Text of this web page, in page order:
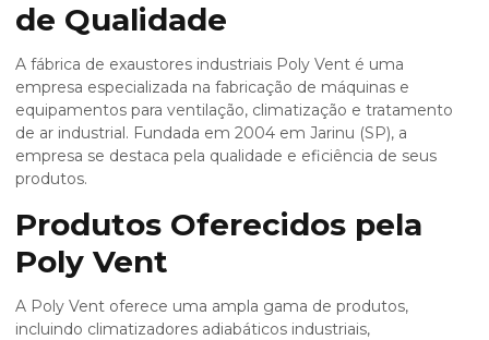
de Qualidade
A fábrica de exaustores industriais Poly Vent é uma
empresa especializada na fabricação de máquinas e
equipamentos para ventilação, climatização e tratamento
de ar industrial. Fundada em 2004 em Jarinu (SP), a
empresa se destaca pela qualidade e eficiência de seus
produtos.
Produtos Oferecidos pela
Poly Vent
A Poly Vent oferece uma ampla gama de produtos,
incluindo climatizadores adiabáticos industriais,